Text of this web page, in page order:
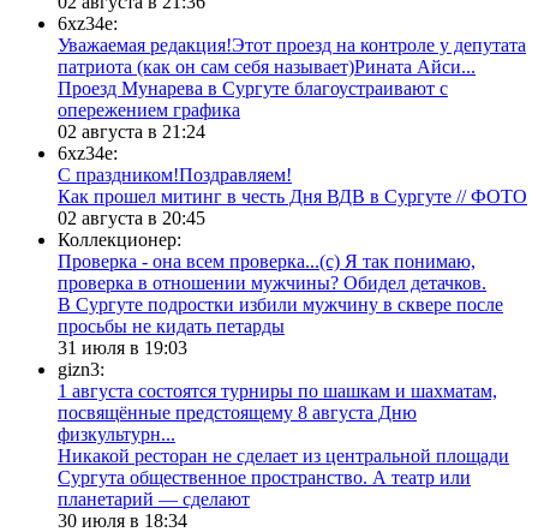
6xz34e:
Уважаемая редакция!Этот проезд на контроле у депутата
патриота (как он сам себя называет)Рината Айси...
​Проезд Мунарева в Сургуте благоустраивают с
опережением графика
02 августа в 21:24
6xz34e:
С праздником!Поздравляем!
Как прошел митинг в честь Дня ВДВ в Сургуте // ФОТО
02 августа в 20:45
Коллекционер:
Проверка - она всем проверка...(с) Я так понимаю,
проверка в отношении мужчины? Обидел детачков.
В Сургуте подростки избили мужчину в сквере после
просьбы не кидать петарды
31 июля в 19:03
gizn3:
1 августа состоятся турниры по шашкам и шахматам,
посвящённые предстоящему 8 августа Дню
физкультурн...
​Никакой ресторан не сделает из центральной площади
Сургута общественное пространство. А театр или
планетарий — сделают
30 июля в 18:34